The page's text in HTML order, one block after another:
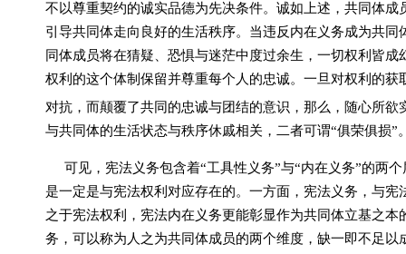
不以尊重契约的诚实品德为先决条件。诚如上述，共同体
引导共同体走向良好的生活秩序。当违反内在义务成为共
同体成员将在猜疑、恐惧与迷茫中度过余生，一切权利皆成
权利的这个体制保留并尊重每个人的忠诚。一旦对权利的
对抗，而颠覆了共同的忠诚与团结的意识，那么，随心所欲
与共同体的生活状态与秩序休戚相关，二者可谓“俱荣俱损”
可见，宪法义务包含着“工具性义务”与“内在义务”的两
是一定是与宪法权利对应存在的。一方面，宪法义务，与
之于宪法权利，宪法内在义务更能彰显作为共同体立基之
务，可以称为人之为共同体成员的两个维度，缺一即不足